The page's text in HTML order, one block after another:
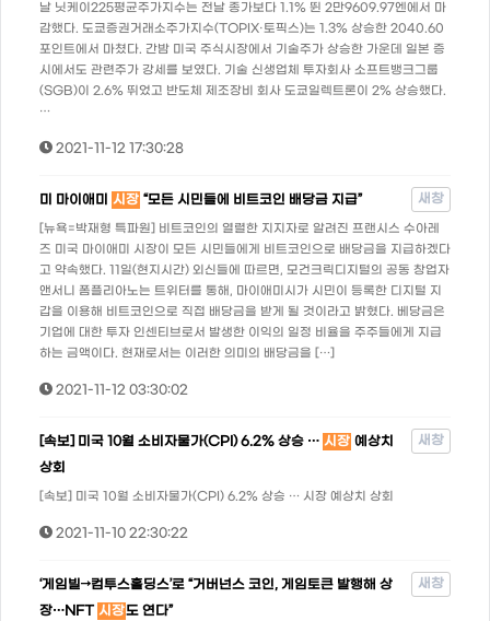
날 닛케이225평균주가지수는 전날 종가보다 1.1% 뛴 2만9609.97엔에서 마
감했다. 도쿄증권거래소주가지수(TOPIX·토픽스)는 1.3% 상승한 2040.60
포인트에서 마쳤다. 간밤 미국 주식시장에서 기술주가 상승한 가운데 일본 증
시에서도 관련주가 강세를 보였다. 기술 신생업체 투자회사 소프트뱅크그룹
(SGB)이 2.6% 뛰었고 반도체 제조장비 회사 도쿄일렉트론이 2% 상승했다.
…
2021-11-12 17:30:28
미 마이애미 시장 “모든 시민들에 비트코인 배당금 지급” 새창
[뉴욕=박재형 특파원] 비트코인의 열렬한 지지자로 알려진 프랜시스 수아레
즈 미국 마이애미 시장이 모든 시민들에게 비트코인으로 배당금을 지급하겠다
고 약속했다. 11일(현지시간) 외신들에 따르면, 모건크릭디지털의 공동 창업자
앤서니 폼플리아노는 트위터를 통해, 마이애미시가 시민이 등록한 디지털 지
갑을 이용해 비트코인으로 직접 배당금을 받게 될 것이라고 밝혔다. 베당금은
기업에 대한 투자 인센티브로서 발생한 이익의 일정 비율을 주주들에게 지급
하는 금액이다. 현재로서는 이러한 의미의 배당금을 […]
2021-11-12 03:30:02
[속보] 미국 10월 소비자물가(CPI) 6.2% 상승 … 시장 예상치
상회
새창
[속보] 미국 10월 소비자물가(CPI) 6.2% 상승 … 시장 예상치 상회
2021-11-10 22:30:22
‘게임빌→컴투스홀딩스’로 “거버넌스 코인, 게임토큰 발행해 상
장…NFT 시장도 연다”
새창